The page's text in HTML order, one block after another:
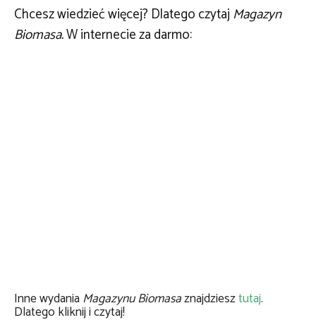
Chcesz wiedzieć więcej? Dlatego czytajMagazyn
Biomasa.W internecie za darmo:
Inne wydaniaMagazynu Biomasaznajdziesztutaj.
Dlatego kliknij i czytaj!